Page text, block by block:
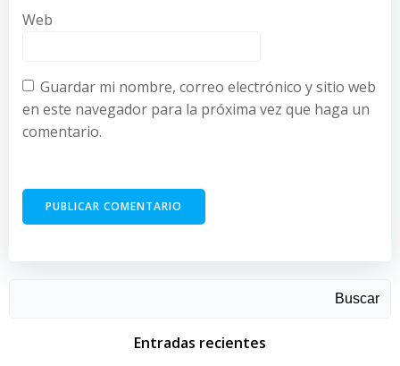
Web
Guardar mi nombre, correo electrónico y sitio web
en este navegador para la próxima vez que haga un
comentario.
Buscar
Entradas recientes